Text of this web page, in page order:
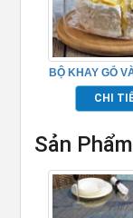
BỘ KHAY GỖ
THỨC ĂN –
CHI
Sản